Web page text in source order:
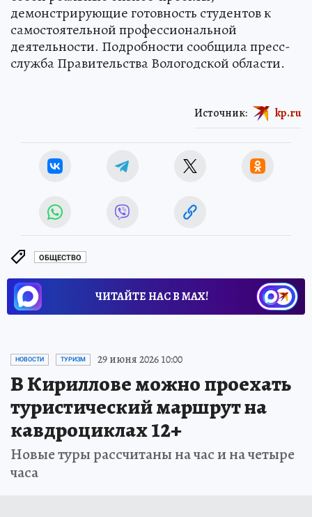
демонстрирующие готовность студентов к
самостоятельной профессиональной
деятельности. Подробности сообщила пресс-
служба Правительства Вологодской области.
Источник: kp.ru
ОБЩЕСТВО
ЧИТАЙТЕ НАС В МАХ!
НОВОСТИ ТУРИЗМ 29 июня 2026 10:00
В Кириллове можно проехать
туристический маршрут на
кавдроциклах 12+
Новые туры рассчитаны на час и на четыре
часа